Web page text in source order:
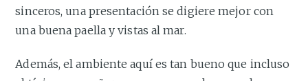
sinceros, una presentación se digiere mejor con
una buena paella y vistas al mar.
Además, el ambiente aquí es tan bueno que incluso